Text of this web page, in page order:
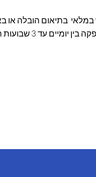
בתיאום הובלה או
ב. הזמנה רגילה , זמן